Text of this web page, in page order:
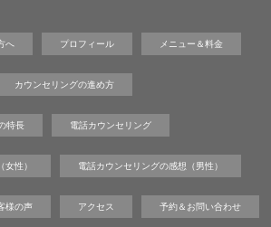
へ プロフィール メニュー＆料金
カウンセリングの進め方
特長 電話カウンセリング
性） 電話カウンセリングの感想（男性）
様の声 アクセス 予約＆お問い合わせ